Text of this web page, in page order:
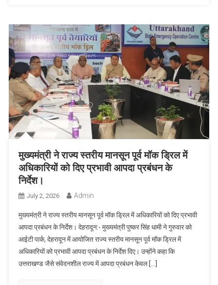
मुख्यमंत्री ने राज्य स्तरीय मानसून पूर्व मॉक ड्रिल में
अधिकारियों को दिए प्रभावी आपदा प्रबंधन के
निर्देश।
July 2, 2026 Admin
मुख्यमंत्री ने राज्य स्तरीय मानसून पूर्व मॉक ड्रिल में अधिकारियों को दिए प्रभावी
आपदा प्रबंधन के निर्देश। देहरादून:- मुख्यमंत्री पुष्कर सिंह धामी ने गुरुवार को
आईटी पार्क, देहरादून में आयोजित राज्य स्तरीय मानसून पूर्व मॉक ड्रिल में
अधिकारियों को प्रभावी आपदा प्रबंधन के निर्देश दिए। उन्होंने कहा कि
उत्तराखण्ड जैसे संवेदनशील राज्य में आपदा प्रबंधन केवल […]